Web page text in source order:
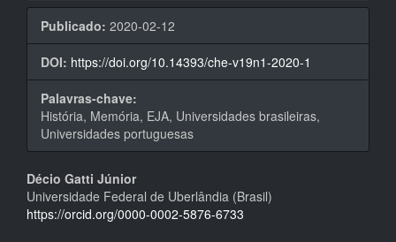
Publicado: 2020-02-12
DOI: https://doi.org/10.14393/che-v19n1-2020-1
Palavras-chave:
História, Memória, EJA, Universidades brasileiras,
Universidades portuguesas
Conteúdo
do
Décio Gatti Júnior
Universidade Federal de Uberlândia (Brasil)
https://orcid.org/0000-0002-5876-6733